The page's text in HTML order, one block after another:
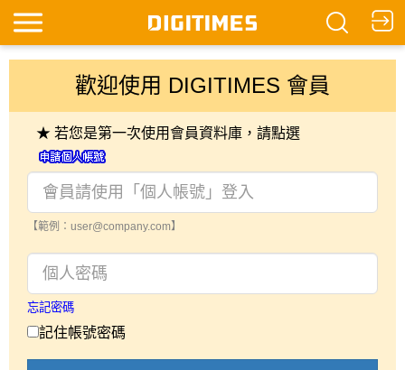
歡迎使用 DIGITIMES 會員
★ 若您是第一次使用會員資料庫，請點選
【範例：user@company.com】
忘記密碼
記住帳號密碼